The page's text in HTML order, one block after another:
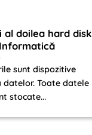
al doilea hard disk
sunt dispozitive
datelor. Toate datele
stocate...